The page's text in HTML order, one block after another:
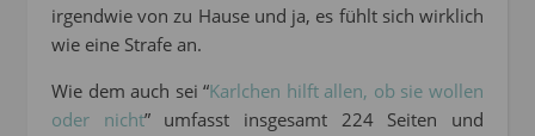
irgendwie von zu Hause und ja, es fühlt sich wirklich
wie eine Strafe an.
Wie dem auch sei “Karlchen hilft allen, ob sie wollen
oder nicht” umfasst insgesamt 224 Seiten und